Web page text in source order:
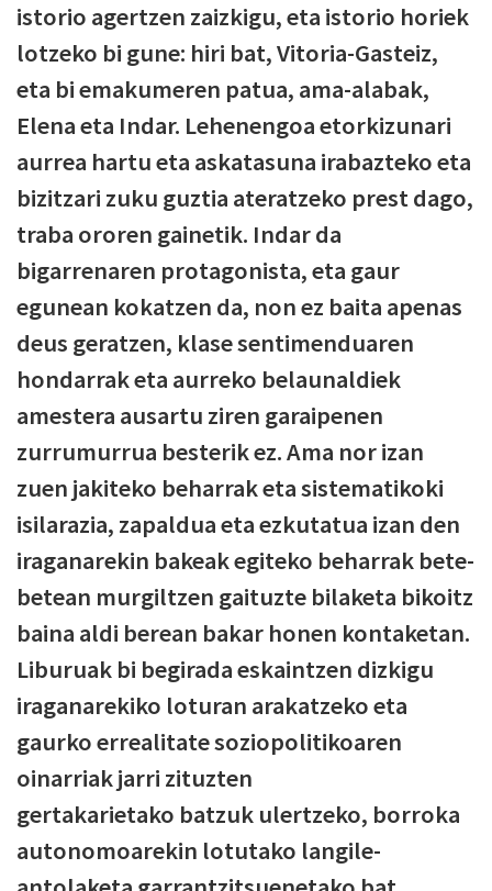
istorio agertzen zaizkigu, eta istorio horiek
lotzeko bi gune: hiri bat, Vitoria-Gasteiz,
eta bi emakumeren patua, ama-alabak,
Elena eta Indar. Lehenengoa etorkizunari
aurrea hartu eta askatasuna irabazteko eta
bizitzari zuku guztia ateratzeko prest dago,
traba ororen gainetik. Indar da
bigarrenaren protagonista, eta gaur
egunean kokatzen da, non ez baita apenas
deus geratzen, klase sentimenduaren
hondarrak eta aurreko belaunaldiek
amestera ausartu ziren garaipenen
zurrumurrua besterik ez. Ama nor izan
zuen jakiteko beharrak eta sistematikoki
isilarazia, zapaldua eta ezkutatua izan den
iraganarekin bakeak egiteko beharrak bete-
betean murgiltzen gaituzte bilaketa bikoitz
baina aldi berean bakar honen kontaketan.
Liburuak bi begirada eskaintzen dizkigu
iraganarekiko loturan arakatzeko eta
gaurko errealitate soziopolitikoaren
oinarriak jarri zituzten
gertakarietako batzuk ulertzeko, borroka
autonomoarekin lotutako langile-